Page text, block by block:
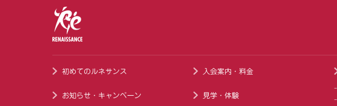
初めてのルネサンス
お知らせ・キャンペーン
入会案内・料金
見学・体験